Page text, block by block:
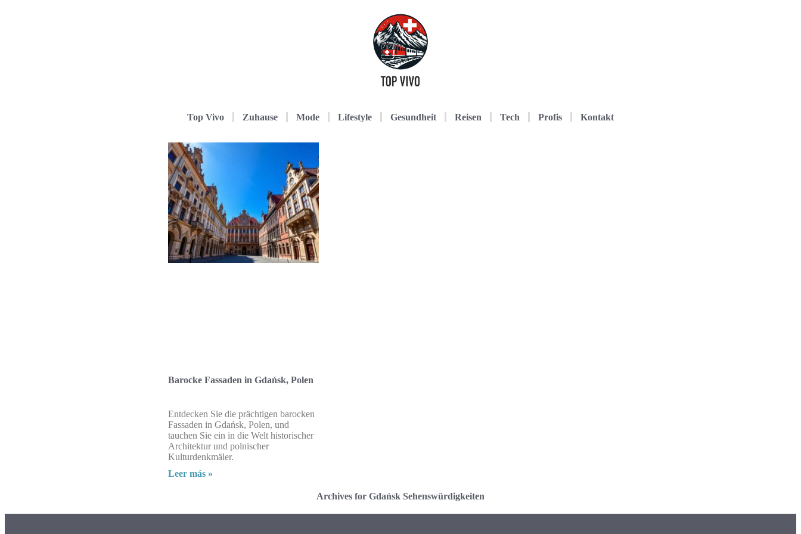
Top Vivo Zuhause Mode Lifestyle Gesundheit Reisen Tech Profis Kontakt
Barocke Fassaden in Gdańsk, Polen
Entdecken Sie die prächtigen barocken
Fassaden in Gdańsk, Polen, und
tauchen Sie ein in die Welt historischer
Architektur und polnischer
Kulturdenkmäler.
Leer más »
Archives for Gdańsk Sehenswürdigkeiten